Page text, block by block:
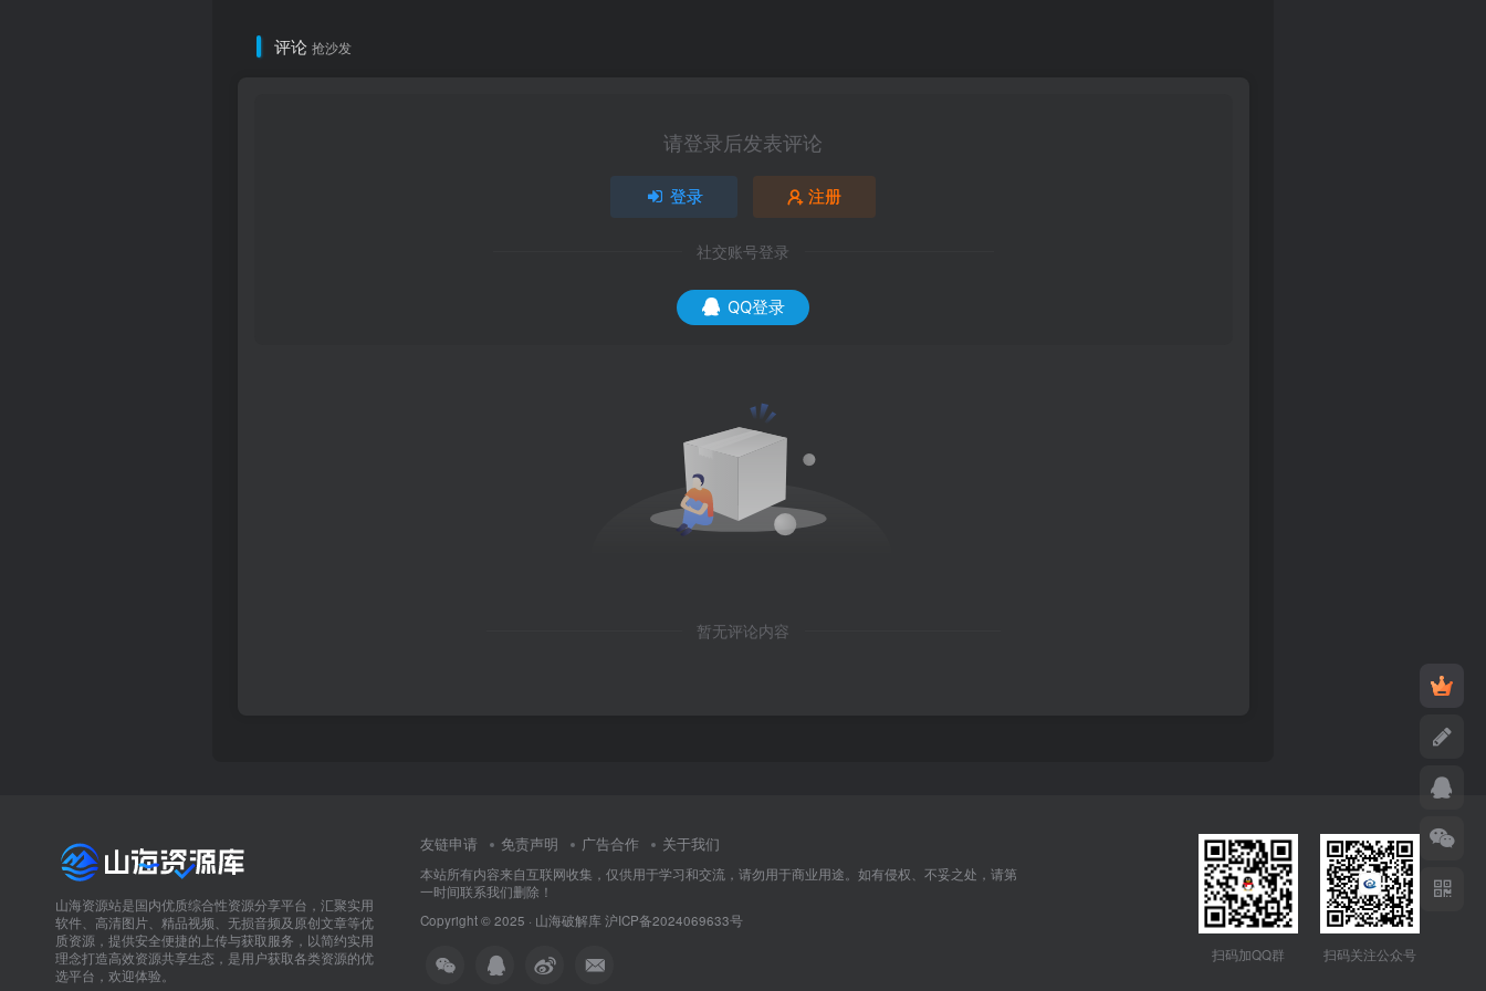
评论 抢沙发
请登录后发表评论
登录 注册
社交账号登录
QQ登录
暂无评论内容
山海资源站是国内优质综合性资源分享平台，汇聚实用
软件、高清图片、精品视频、无损音频及原创文章等优
质资源，提供安全便捷的上传与获取服务，以简约实用
理念打造高效资源共享生态，是用户获取各类资源的优
选平台，欢迎体验。
友链申请 免责声明 广告合作 关于我们
本站所有内容来自互联网收集，仅供用于学习和交流，请勿用于商业用途。如有侵权、不妥之处，请第
一时间联系我们删除！
Copyright © 2025 · 山海破解库沪ICP备2024069633号
扫码加QQ群
扫码关注公众号